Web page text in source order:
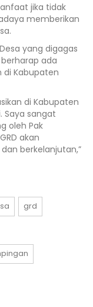
jika tidak
memberikan
yang digagas
ada
di Kabupaten
di Kabupaten
Saya sangat
oleh Pak
akan
berkelanjutan,”
grd